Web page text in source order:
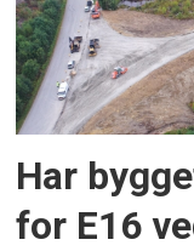
Har
for E16